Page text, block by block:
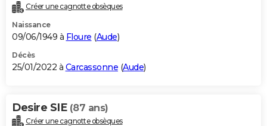
Créer une cagnotte obsèques
Naissance
09/06/1949 à Floure (Aude)
Décès
25/01/2022 à Carcassonne (Aude)
Desire SIE (87 ans)
Créer une cagnotte obsèques